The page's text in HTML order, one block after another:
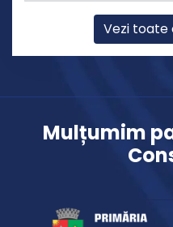
Vezi toate
Mulțumim